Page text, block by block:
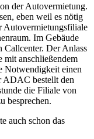
der Autovermietung.
eben weil es nötig
Autovermietungsfiliale
Im Gebäude
Callcenter. Der Anlass
mit anschließendem
Notwendigkeit einen
ADAC bestellt den
die Filiale von
besprechen.
auch schon das